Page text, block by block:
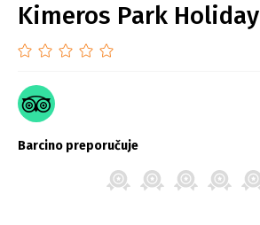
Kimeros Park
Barcino preporučuje